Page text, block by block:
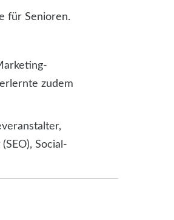
für Senioren.
zudem
Social-